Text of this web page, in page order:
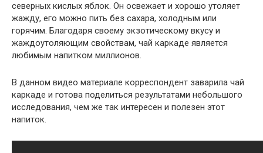
северных кислых яблок. Он освежает и хорошо утоляет
жажду, его можно пить без сахара, холодным или
горячим. Благодаря своему экзотическому вкусу и
жаждоутоляющим свойствам, чай каркаде является
любимым напитком миллионов.
В данном видео материале корреспондент заварила чай
каркаде и готова поделиться результатами небольшого
исследования, чем же так интересен и полезен этот
напиток.